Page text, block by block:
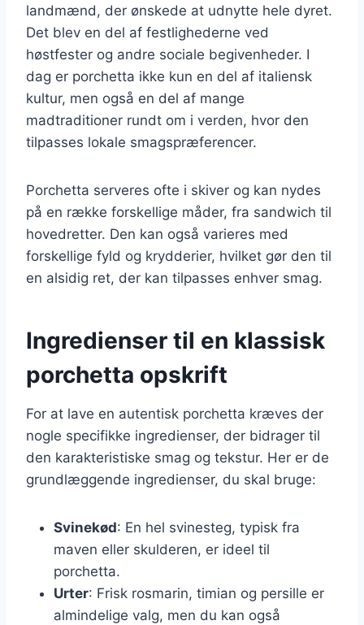
landmænd, der ønskede at udnytte hele dyret.
Det blev en del af festlighederne ved
høstfester og andre sociale begivenheder. I
dag er porchetta ikke kun en del af italiensk
kultur, men også en del af mange
madtraditioner rundt om i verden, hvor den
tilpasses lokale smagspræferencer.
Porchetta serveres ofte i skiver og kan nydes
på en række forskellige måder, fra sandwich til
hovedretter. Den kan også varieres med
forskellige fyld og krydderier, hvilket gør den til
en alsidig ret, der kan tilpasses enhver smag.
Ingredienser til en klassisk
porchetta opskrift
For at lave en autentisk porchetta kræves der
nogle specifikke ingredienser, der bidrager til
den karakteristiske smag og tekstur. Her er de
grundlæggende ingredienser, du skal bruge:
Svinekød: En hel svinesteg, typisk fra
maven eller skulderen, er ideel til
porchetta.
Urter: Frisk rosmarin, timian og persille er
almindelige valg, men du kan også